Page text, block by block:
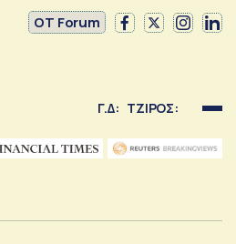
OT Forum
Γ.Δ: ΤΖΙΡΟΣ: